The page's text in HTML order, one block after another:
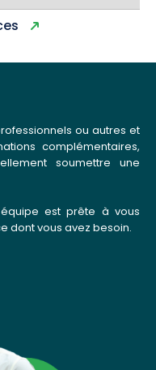
ou autres et
complémentaires,
soumettre une
est prête à vous
dont vous avez besoin.